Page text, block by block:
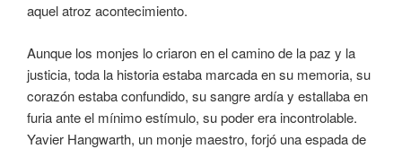
aquel atroz acontecimiento.
Aunque los monjes lo criaron en el camino de la paz y la
justicia, toda la historia estaba marcada en su memoria, su
corazón estaba confundido, su sangre ardía y estallaba en
furia ante el mínimo estímulo, su poder era incontrolable.
Yavier Hangwarth, un monje maestro, forjó una espada de